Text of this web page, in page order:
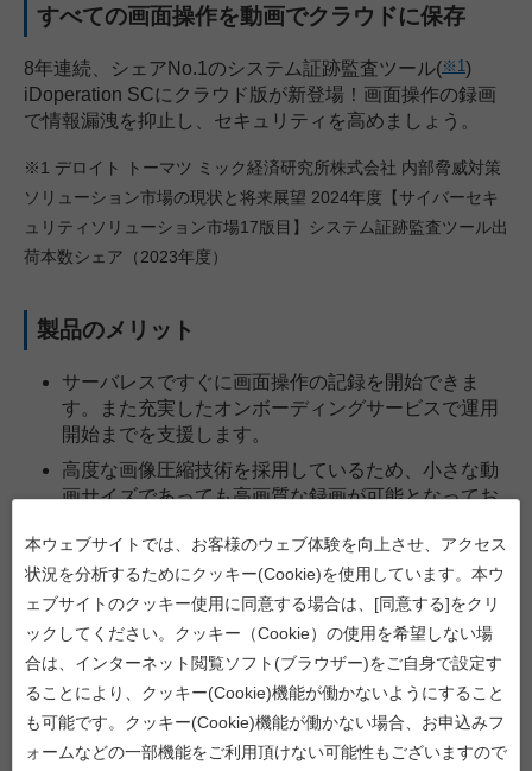
すべての画面操作を動画でクラウドに保存
8年連続、シェアNo.1のシステム証跡監査ツール(※1)
iDoperation SCにクラウド版が新登場！画面操作の録画
で情報漏洩を抑止し、セキュリティを高めましょう。
※1 デロイト トーマツ ミック経済研究所株式会社 内部脅威対策
ソリューション市場の現状と将来展望 2024年度【サイバーセキ
ュリティソリューション市場17版目】システム証跡監査ツール出
荷本数シェア（2023年度）
製品のメリット
サーバレスですぐに画面操作の記録を開始できま
す。また充実したオンボーディングサービスで運用
開始までを支援します。
高度な画像圧縮技術を採用しているため、小さな動
画サイズであっても高画質な録画が可能となってお
従量制のコストモデルでコストを最適化できるた
め、管理対象の数量変更に柔軟に対応できます。
主要機能
記録：動画
本ウェブサイトでは、お客様のウェブ体験を向上させ、アクセス
状況を分析するためにクッキー(Cookie)を使用しています。本ウ
ェブサイトのクッキー使用に同意する場合は、[同意する]をクリ
ックしてください。クッキー（Cookie）の使用を希望しない場
合は、インターネット閲覧ソフト(ブラウザー)をご自身で設定す
ることにより、クッキー(Cookie)機能が働かないようにすること
も可能です。クッキー(Cookie)機能が働かない場合、お申込みフ
ォームなどの一部機能をご利用頂けない可能性もございますので